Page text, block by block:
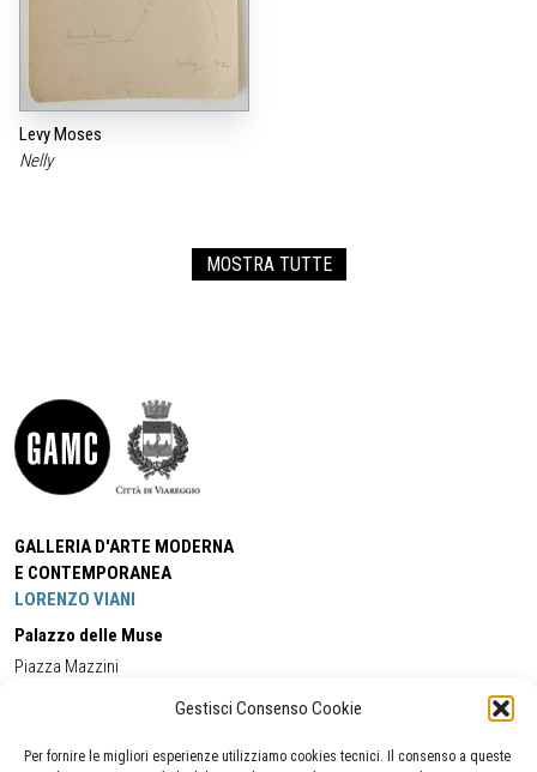
Gestisci Consenso Cookie
Per fornire le migliori esperienze utilizziamo cookies tecnici. Il consenso a queste
Levy Moses
Nelly
MOSTRA TUTTE
GALLERIA D'ARTE MODERNA
E CONTEMPORANEA
LORENZO VIANI
Palazzo delle Muse
Piazza Mazzini
Cell:+39 338 5714978 (orario apertura Galleria)
Tel:
+39 0584 944580
(orario 09.00/13.00)